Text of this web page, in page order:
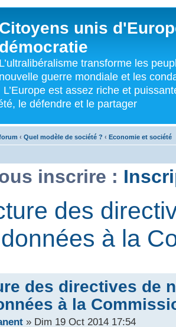
Citoyens unis
démocratie
L’ultralibéralisme transforme les
nouvelle guerre mondiale et les
L’Europe est assez riche et
le défendre et le partager
‹ Quel modèle de société ? ‹ Economie et société
inscrire :
des
à la
des directives de
à la
» Dim 19 Oct 2014 17:54